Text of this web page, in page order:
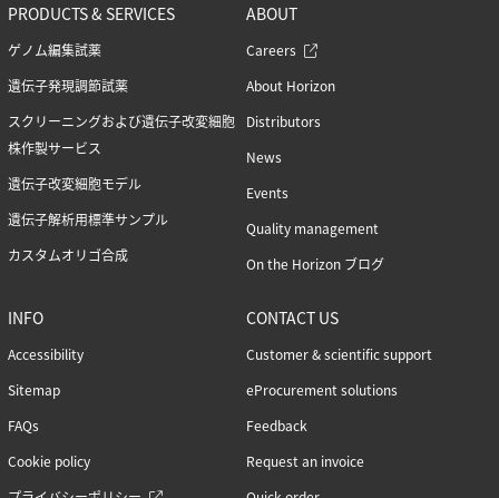
PRODUCTS & SERVICES
ゲノム編集試薬
遺伝子発現調節試薬
スクリーニングおよび遺伝子改変細胞
株作製サービス
遺伝子改変細胞モデル
遺伝子解析用標準サンプル
カスタムオリゴ合成
ABOUT
Careers
About Horizon
Distributors
News
Events
Quality management
On the Horizon ブログ
INFO
Accessibility
Sitemap
FAQs
Cookie policy
CONTACT US
Customer & scientific support
eProcurement solutions
Feedback
Request an invoice